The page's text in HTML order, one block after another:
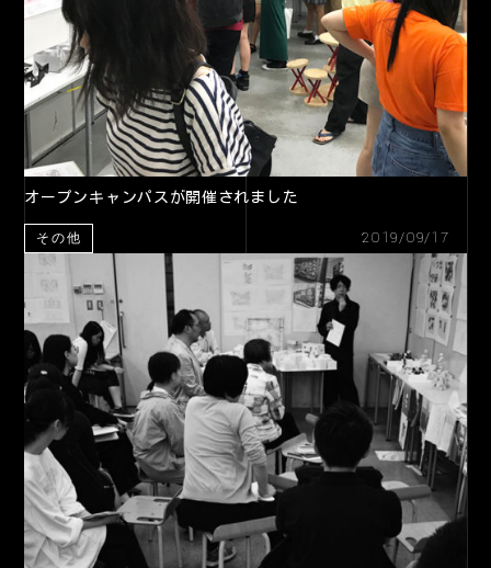
オープンキャンパスが開催されました
その他 2019/09/17